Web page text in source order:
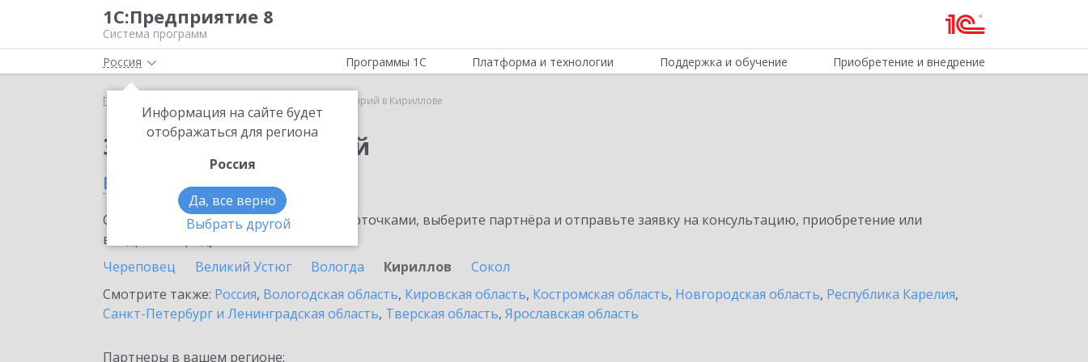
1С:Предприятие 8
Система программ
Россия
Информация на сайте будет
отображаться для региона
Россия
Да, все верно
Выбрать другой
Программы 1С Платформа и технологии Поддержка и обучение Приобретение и внедрение
Главная 1С:Лекторий в Кириллове
Заказать 1С:Лекторий
в Кириллове
Ознакомьтесь с информационными карточками, выберите партнёра и отправьте заявку на консультацию, приобретение или
внедрение продукта.
Череповец
Великий Устюг Вологда Кириллов
Сокол
Смотрите также: Россия, Вологодская область, Кировская область, Костромская область, Новгородская область, Республика Карелия,
Санкт-Петербург и Ленинградская область, Тверская область, Ярославская область
Партнеры в вашем регионе: